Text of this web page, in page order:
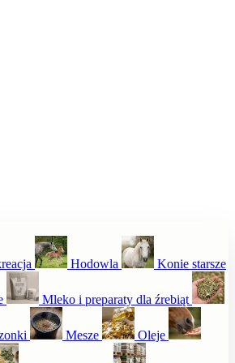
Hodowla Konie starsze
Mleko i preparaty dla źrebiąt
Mesze Oleje